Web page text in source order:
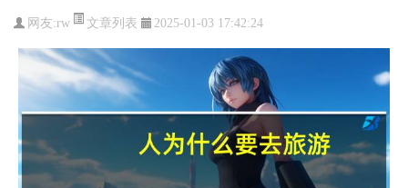
网友:rw 文章列表 2025-01-03 17:42:24